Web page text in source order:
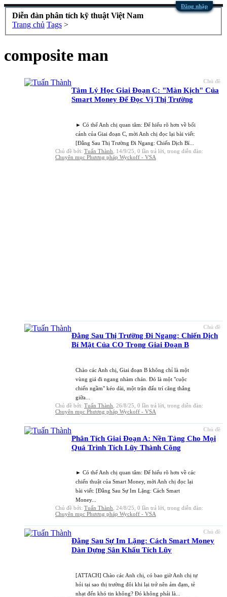
Đăng nhập
Diễn đàn phân tích kỹ thuật Việt Nam
Trang chủ Tags >
composite man
Chủ đề
Tâm Lý Học Giai Đoạn C: "Màn Kịch" Của
Smart Money Để Đọc Vị Thị Trường
► Có thể Anh chị quan tâm: Để hiểu rõ hơn về bối
cảnh của Giai đoạn C, mời Anh chị đọc lại bài viết:
[Đằng Sau Thị Trường Đi Ngang: Chiến Dịch Bí...
Chủ đề bởi: Tuấn Thành 14/9/25 , 0 lần trả lời, trong diễn đàn:
Chuyên mục Phương pháp Wyckoff - VSA
Chủ đề
Đằng Sau Thị Trường Đi Ngang: Chiến Dịch
Bí Mật Của CO Trong Giai Đoạn B
Chào các Anh chị, Giai đoạn B không chỉ là một
vùng giá đi ngang nhàm chán. Đó là một "cuộc
chiến ngầm" kéo dài, một trận đấu trí căng thẳng
giữa...
Chủ đề bởi: Tuấn Thành 26/8/25 , 0 lần trả lời, trong diễn đàn:
Chuyên mục Phương pháp Wyckoff - VSA
Chủ đề
Phân Tích Giai Đoạn A: Nền Tảng Cho Mọi
Quá Trình Tích Lũy Thành Công
► Có thể Anh chị quan tâm: Để hiểu rõ hơn về các
chiến thuật của Smart Money, mời Anh chị đọc lại
bài viết: [Đằng Sau Sự Im Lặng: Cách Smart
Money...
Chủ đề bởi: Tuấn Thành, 24/8/25, 0 lần trả lời, trong diễn đàn:
Chuyên mục Phương pháp Wyckoff - VSA
Chủ đề
Đằng Sau Sự Im Lặng: Cách Smart Money
Dàn Dựng Sân Khấu Tích Lũy
[ATTACH] Chào các Anh chị, có bao giờ Anh chị tự
hỏi tại sao thị trường đôi khi lại trở nên ảm đạm, tẻ
nhạt đến khó tin không? Đó không phải là...